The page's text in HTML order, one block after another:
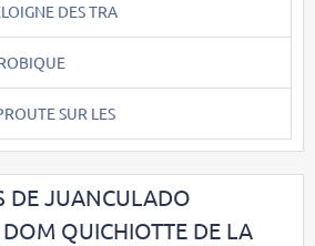
DES TRA
SUR LES
DE JUANCULADO
QUICHIOTTE DE LA